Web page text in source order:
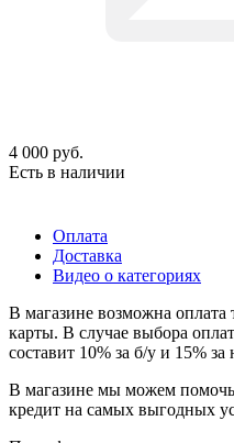
4 000 руб.
Есть в наличии
Оплата
Доставка
Видео о категориях
В магазине возможна
карты. В случае выбора
составит 10% за б/у и 15% за
В магазине мы можем
кредит на самых выгодных